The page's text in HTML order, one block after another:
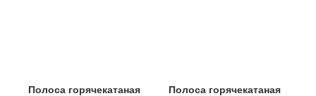
Полоса горячекатаная
Полоса горячекатаная